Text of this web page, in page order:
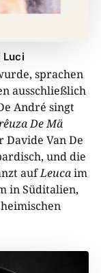
Luci
sprachen
ausschließlich
André singt
De Mä
Davide Van De
und die
aufLeucaim
in Süditalien,